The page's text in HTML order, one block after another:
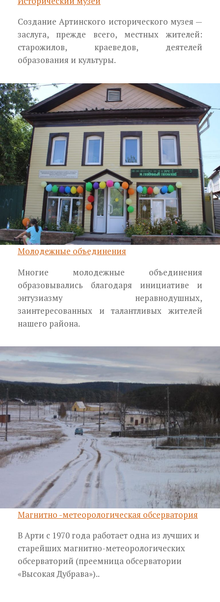
Создание Артинского исторического музея —
заслуга, прежде всего, местных жителей:
старожи­лов, краеведов, деятелей
образования и культуры.
Молодежные объединения
Многие молодежные объединения
образовывались благодаря инициативе и
энтузиазму неравнодушных,
заинтересованных и талантли­вых жителей
нашего района.
Магнитно -метеорологическая обсерватория
В Арти с 1970 года работает одна из лучших и
старейших магнитно-метеорологических
обсерваторий (преемница обсерватории
«Высокая Дубрава»)..